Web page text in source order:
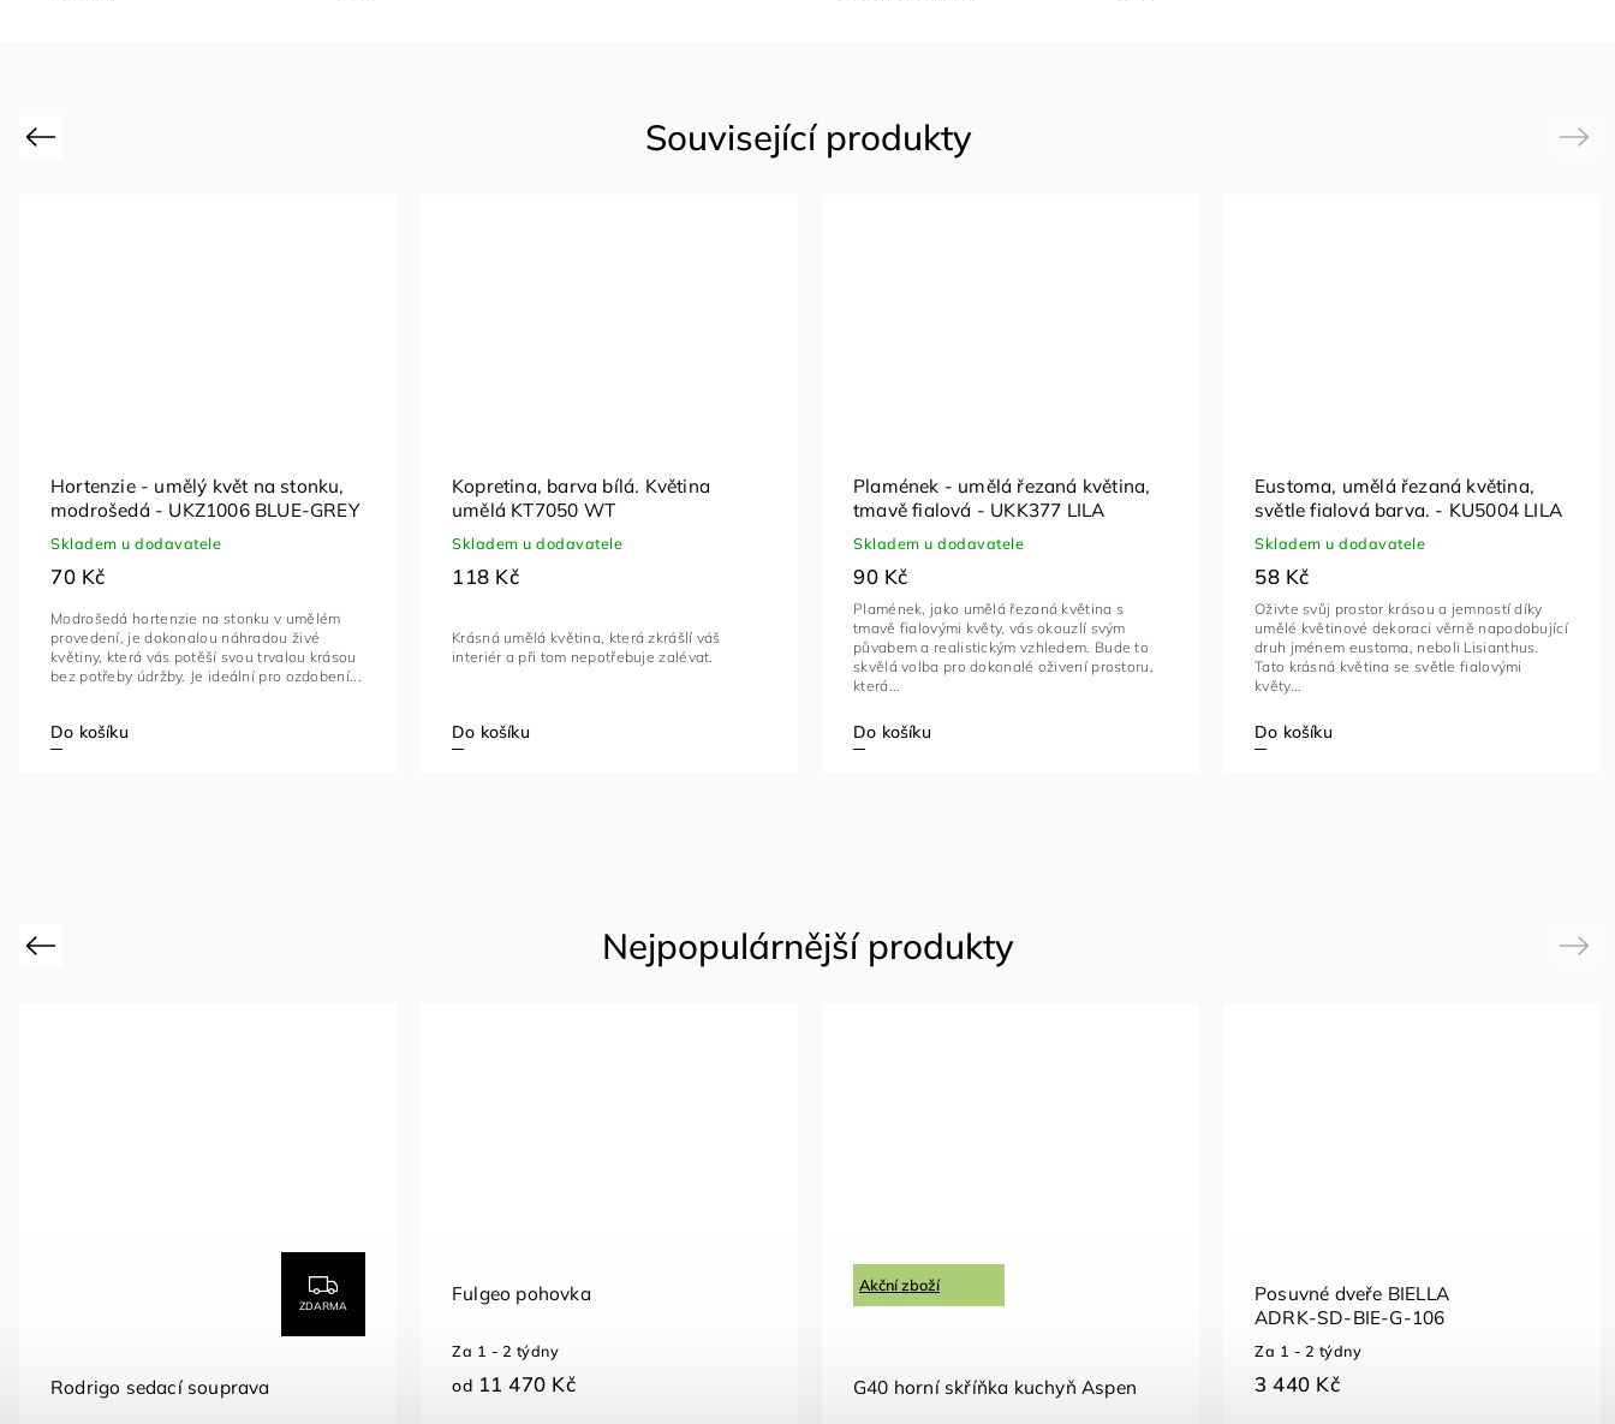
Previous
Hortenzie - umělý květ na stonku,
modrošedá - UKZ1006 BLUE-GREY
Skladem u dodavatele
70 Kč
Do košíku
Modrošedá hortenzie na stonku v umělém
provedení, je dokonalou náhradou živé
květiny, která vás potěší svou trvalou krásou
bez potřeby údržby. Je ideální pro ozdobení...
Kopretina, barva bílá. Květina
umělá KT7050 WT
Skladem u dodavatele
118 Kč
Do košíku
Krásná umělá květina, která zkrášlí váš
interiér a při tom nepotřebuje zalévat.
Plamének - umělá řezaná květina,
tmavě fialová - UKK377 LILA
Skladem u dodavatele
90 Kč
Do košíku
Plamének, jako umělá řezaná květina s
tmavě fialovými květy, vás okouzlí svým
půvabem a realistickým vzhledem. Bude to
skvělá volba pro dokonalé oživení prostoru,
která...
Eustoma, umělá řezaná květina,
světle fialová barva. - KU5004 LILA
Skladem u dodavatele
58 Kč
Do košíku
Oživte svůj prostor krásou a jemností díky
umělé květinové dekoraci věrně napodobující
druh jménem eustoma, neboli Lisianthus.
Tato krásná květina se světle fialovými
květy...
Next
Previous
ZDARMA
Rodrigo sedací souprava
Fulgeo pohovka
Za 1 - 2 týdny
od 11 470 Kč
Akční zboží
G40 horní skříňka kuchyň Aspen
Posuvné dveře BIELLA
ADRK-SD-BIE-G-106
Za 1 - 2 týdny
3 440 Kč
Next